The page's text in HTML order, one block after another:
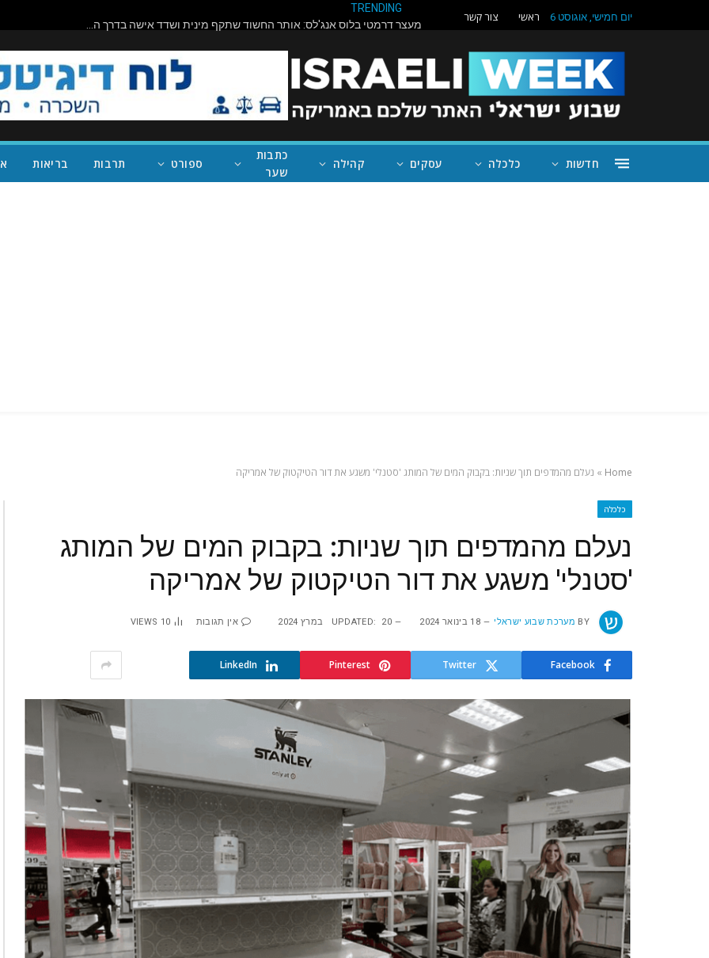
יום חמישי, אוגוסט 6 ראשי צור קשר
TRENDING
תיראו מופתעים: ניוסם מחבק את המועמד המוסלמי האנטי-ישראלי שניצח במישיגן; ככה נעצור את טראמפ
חדשות כלכלה עסקים קהילה
כתבות
שער
ספורט תרבות בריאות
Home
» נעלם מהמדפים תוך שניות: בקבוק המים של המותג 'סטנלי' משגע את דור הטיקטוק של אמריקה
כלכלה
נעלם מהמדפים תוך שניות: בקבוק המים של המותג
'סטנלי' משגע את דור הטיקטוק של אמריקה
BY מערכת שבוע ישראלי 18 בינואר 2024 UPDATED: 20 במרץ 2024 אין תגובות 10
VIEWS
Facebook
Twitter
Pinterest
LinkedIn